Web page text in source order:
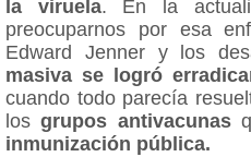
la viruela. En la
preocuparnos por esa
Edward Jenner y los
masiva se logró
cuando todo parecía
los grupos antivacunas
inmunización pública.